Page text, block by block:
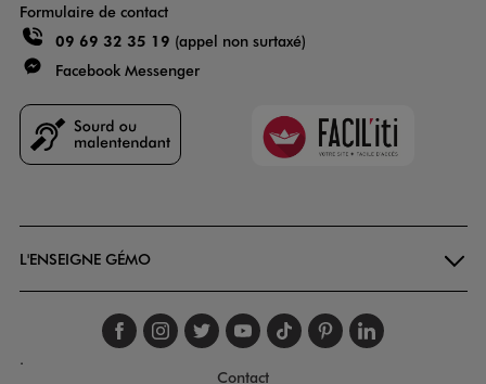
Formulaire de contact
09 69 32 35 19 (appel non surtaxé)
Facebook Messenger
Faciliti
L'ENSEIGNE GÉMO
Suivez-nous sur
Suivez-nous sur
Suivez-nous sur
Suivez-nous
Suivez-nous
Suivez-
.
Contact